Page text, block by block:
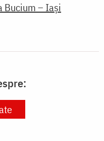
Bucium – Iași